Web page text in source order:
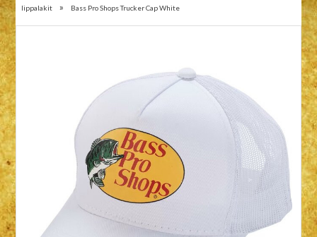
lippalakit
» Bass Pro Shops Trucker Cap White